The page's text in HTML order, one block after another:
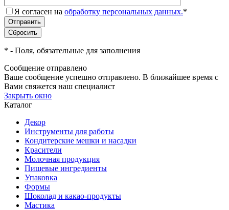
Я согласен на обработку персональных данных.*
* - Поля, обязательные для заполнения
Сообщение отправлено
Ваше сообщение успешно отправлено. В ближайшее время с
Вами свяжется наш специалист
Закрыть окно
Каталог
Декор
Инструменты для работы
Кондитерские мешки и насадки
Красители
Молочная продукция
Пищевые ингредиенты
Упаковка
Формы
Шоколад и какао-продукты
Мастика